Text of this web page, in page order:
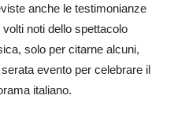
anche le testimonianze
noti dello spettacolo
solo per citarne alcuni,
evento per celebrare il
italiano.